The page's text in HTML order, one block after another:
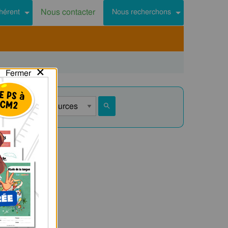
Nous contacter Nous recherchons
Fermer×